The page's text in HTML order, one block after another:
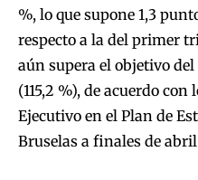
%, lo que supone 1,3
respecto a la del primer
aún supera el objetivo
(115,2 %), de acuerdo
Ejecutivo en el Plan de
Bruselas a finales de